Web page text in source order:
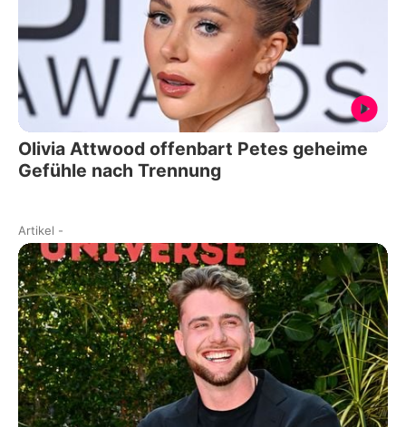
Olivia Attwood offenbart Petes geheime
Gefühle nach Trennung
Artikel -